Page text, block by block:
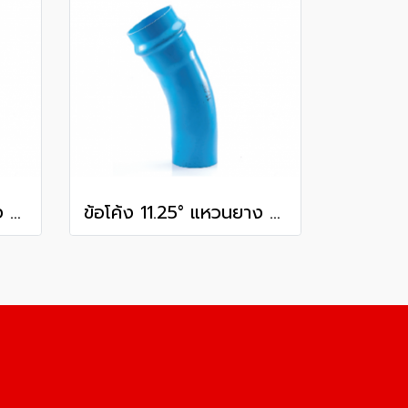
ข้อโค้ง 11.25° แหวนยาง ES1 SCG ขนาด 350 มม. (14 นิ้ว ) ชั้น 13.5 ข้อโค้ง 11.25° แหวนยาง ES1 SCG ขนาด 400 มม. (16 นิ้ว ) ชั้น 13.5